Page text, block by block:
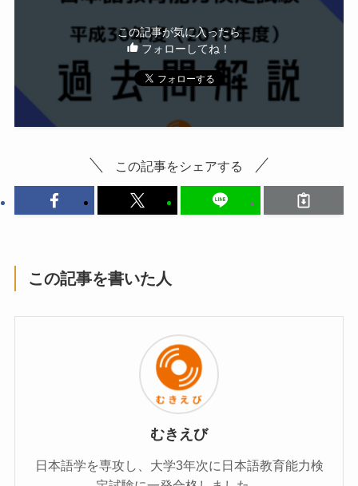
この記事が気に入ったら
フォローしてね！
この記事をシェアする
この記事を書いた人
むきえび
日本語学を専攻し、大学3年次に日本語教育能力検